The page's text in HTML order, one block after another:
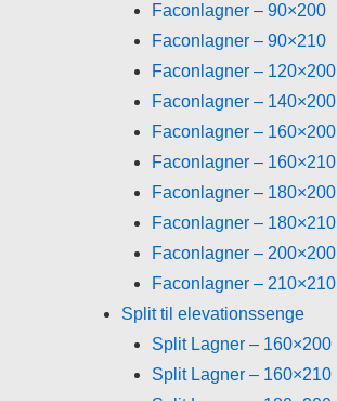
Faconlagner – 90×200
Faconlagner – 90×210
Faconlagner – 120×200
Faconlagner – 140×200
Faconlagner – 160×200
Faconlagner – 160×210
Faconlagner – 180×200
Faconlagner – 180×210
Faconlagner – 200×200
Faconlagner – 210×210
Split til elevationssenge
Split Lagner – 160×200
Split Lagner – 160×210